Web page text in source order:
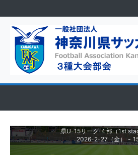
県U-15リーグ ４部（1st
2026-2-27（金）
-